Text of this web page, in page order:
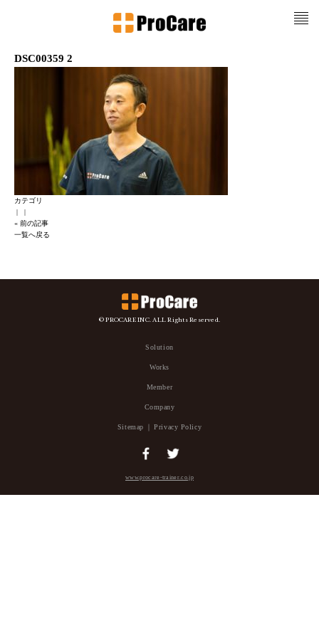
DSC00359 2
カテゴリ
|
|
« 前の記事
一覧へ戻る
© PROCARE INC. ALL Rights Reserved.
Solution
Works
Member
Company
Sitemap Privacy Policy
www.procare-trainer.co.jp